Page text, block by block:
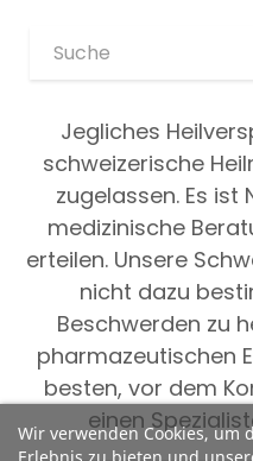
Jegliches
schweizerische
zugelassen. Es ist
medizinische
erteilen. Unsere
nicht dazu
Beschwerden zu
pharmazeutischen
besten, vor dem
einen
Wir verwenden Cookies, um